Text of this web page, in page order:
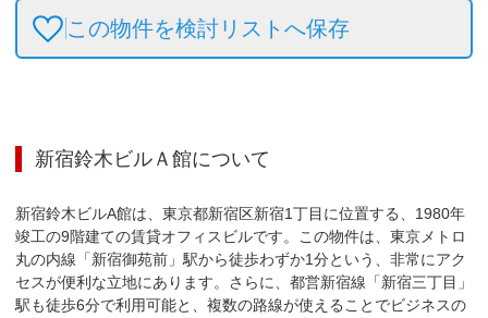
この物件を検討リストへ保存
新宿鈴木ビルＡ館について
新宿鈴木ビルA館は、東京都新宿区新宿1丁目に位置する、1980年
竣工の9階建ての賃貸オフィスビルです。この物件は、東京メトロ
丸の内線「新宿御苑前」駅から徒歩わずか1分という、非常にアク
セスが便利な立地にあります。さらに、都営新宿線「新宿三丁目」
駅も徒歩6分で利用可能と、複数の路線が使えることでビジネスの